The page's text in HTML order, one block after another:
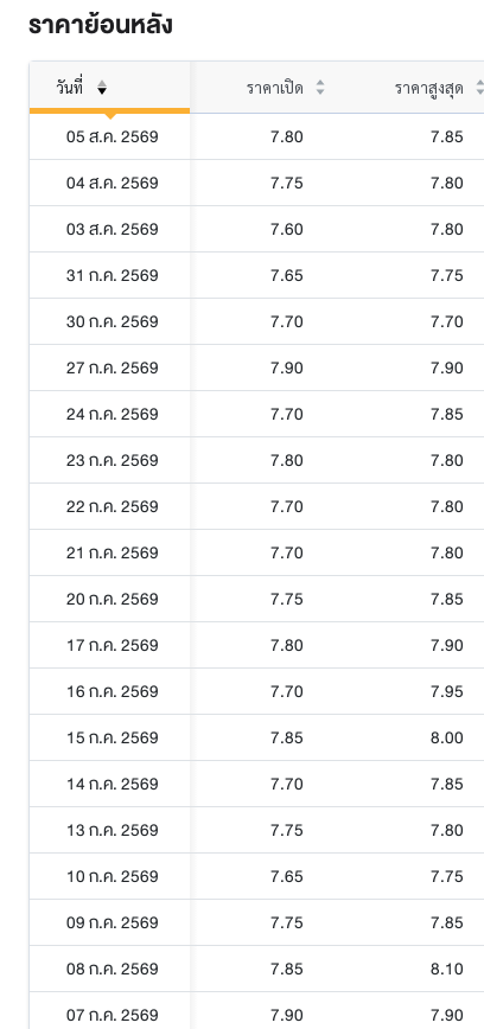
ราคาย้อนหลัง
วันที่ ราคาเปิด ราคาสูงสุด
05 ส.ค. 2569 7.80 7.85
04 ส.ค. 2569
7.75 7.80
03 ส.ค. 2569
7.60 7.80
31 ก.ค. 2569
7.65 7.75
30 ก.ค. 2569
7.70 7.70
27 ก.ค. 2569
7.90 7.90
24 ก.ค. 2569
7.70 7.85
23 ก.ค. 2569
7.80 7.80
22 ก.ค. 2569
7.70 7.80
21 ก.ค. 2569
7.70 7.80
20 ก.ค. 2569
7.75 7.85
17 ก.ค. 2569
7.80 7.90
16 ก.ค. 2569
7.70 7.95
15 ก.ค. 2569
7.85 8.00
14 ก.ค. 2569
7.70 7.85
13 ก.ค. 2569
7.75 7.80
10 ก.ค. 2569
7.65 7.75
09 ก.ค. 2569
7.75 7.85
08 ก.ค. 2569
7.85 8.10
07 ก.ค. 2569
7.90 7.90